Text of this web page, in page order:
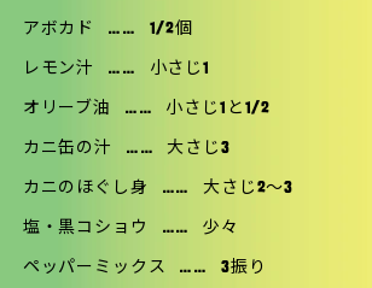
アボカド …… 1/2個
レモン汁 …… 小さじ1
オリーブ油 …… 小さじ1と1/2
カニ缶の汁 …… 大さじ3
カニのほぐし身 …… 大さじ2〜3
塩・黒コショウ …… 少々
ペッパーミックス …… 3振り